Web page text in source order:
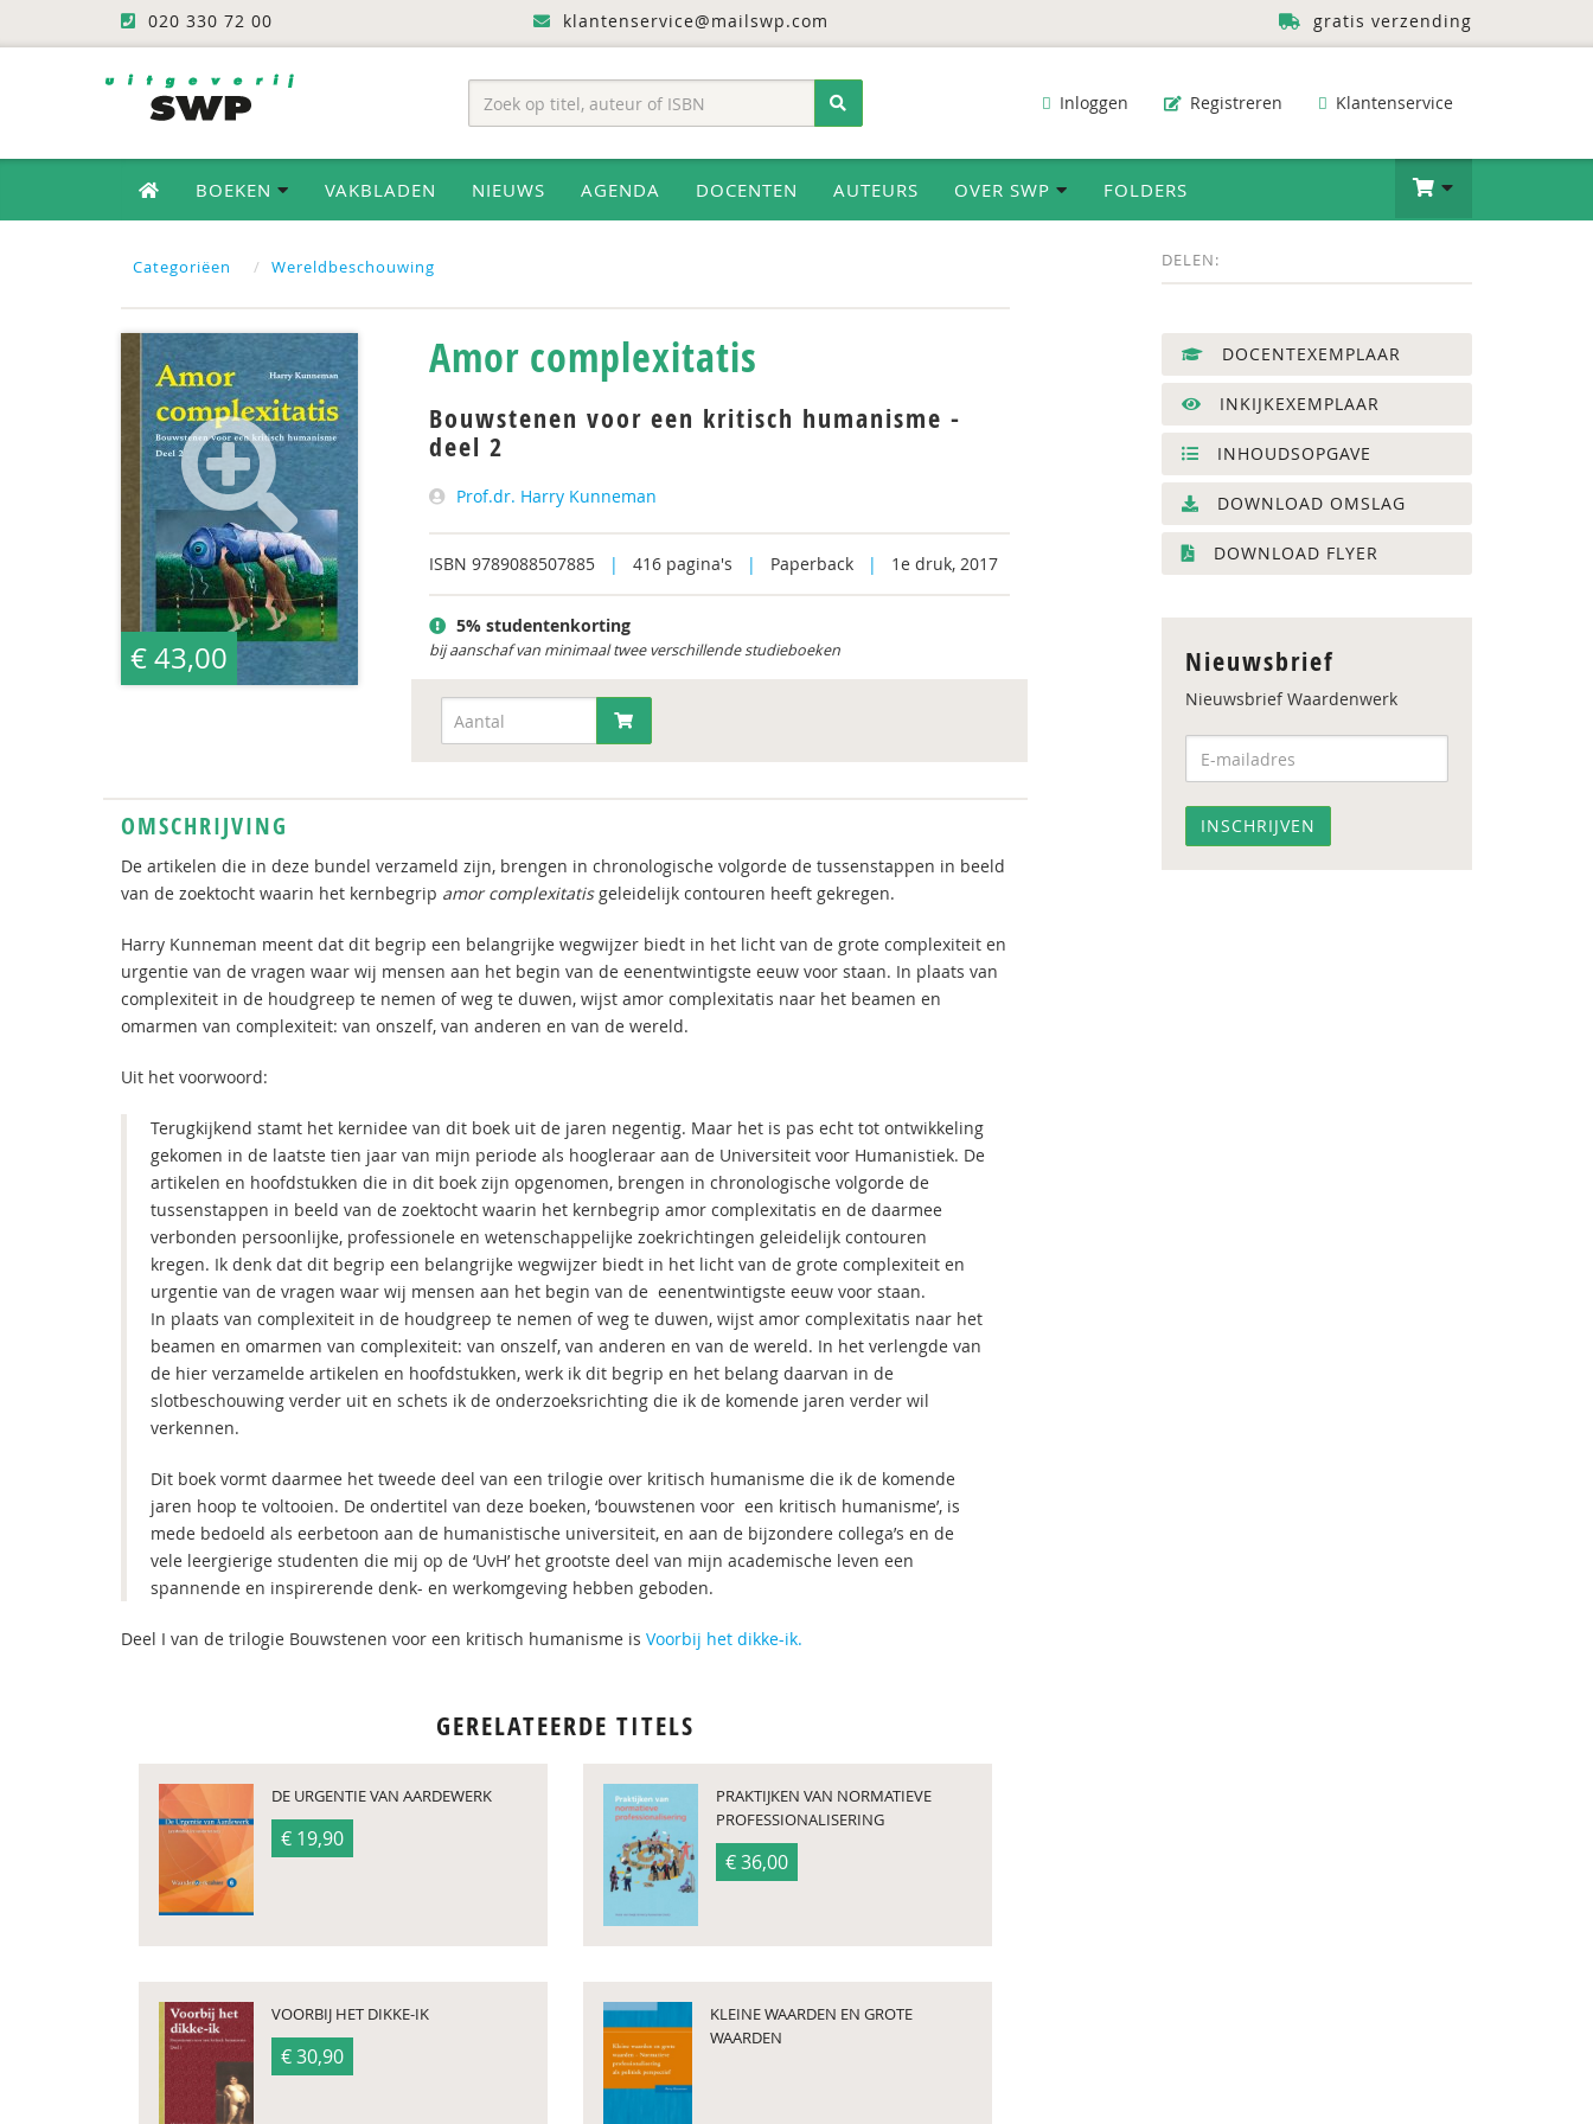
020 330 72 00 klantenservice@mailswp.com gratis verzending
Inloggen Registreren Klantenservice
BOEKEN VAKBLADEN NIEUWS AGENDA DOCENTEN AUTEURS OVER SWP FOLDERS
Categoriëen Wereldbeschouwing DELEN:
€ 43,00
Amor complexitatis
Bouwstenen voor een kritisch humanisme -
deel 2
Prof.dr. Harry Kunneman
ISBN 9789088507885 | 416 pagina's | Paperback | 1e druk, 2017
5% studentenkorting
bij aanschaf van minimaal twee verschillende studieboeken
OMSCHRIJVING
De artikelen die in deze bundel verzameld zijn, brengen in chronologische volgorde de tussenstappen in beeld
van de zoektocht waarin het kernbegrip amor complexitatis geleidelijk contouren heeft gekregen.
Harry Kunneman meent dat dit begrip een belangrijke wegwijzer biedt in het licht van de grote complexiteit en
urgentie van de vragen waar wij mensen aan het begin van de eenentwintigste eeuw voor staan. In plaats van
complexiteit in de houdgreep te nemen of weg te duwen, wijst amor complexitatis naar het beamen en
omarmen van complexiteit: van onszelf, van anderen en van de wereld.
Uit het voorwoord:
Terugkijkend stamt het kernidee van dit boek uit de jaren negentig. Maar het is pas echt tot ontwikkeling
gekomen in de laatste tien jaar van mijn periode als hoogleraar aan de Universiteit voor Humanistiek. De
artikelen en hoofdstukken die in dit boek zijn opgenomen, brengen in chronologische volgorde de
tussenstappen in beeld van de zoektocht waarin het kernbegrip amor complexitatis en de daarmee
verbonden persoonlijke, professionele en wetenschappelijke zoekrichtingen geleidelijk contouren
kregen. Ik denk dat dit begrip een belangrijke wegwijzer biedt in het licht van de grote complexiteit en
urgentie van de vragen waar wij mensen aan het begin van de eenentwintigste eeuw voor staan.
In plaats van complexiteit in de houdgreep te nemen of weg te duwen, wijst amor complexitatis naar het
beamen en omarmen van complexiteit: van onszelf, van anderen en van de wereld. In het verlengde van
de hier verzamelde artikelen en hoofdstukken, werk ik dit begrip en het belang daarvan in de
slotbeschouwing verder uit en schets ik de onderzoeksrichting die ik de komende jaren verder wil
verkennen.
Dit boek vormt daarmee het tweede deel van een trilogie over kritisch humanisme die ik de komende
jaren hoop te voltooien. De ondertitel van deze boeken, ‘bouwstenen voor een kritisch humanisme’, is
mede bedoeld als eerbetoon aan de humanistische universiteit, en aan de bijzondere collega’s en de
vele leergierige studenten die mij op de ‘UvH’ het grootste deel van mijn academische leven een
spannende en inspirerende denk- en werkomgeving hebben geboden.
Deel I van de trilogie Bouwstenen voor een kritisch humanisme is Voorbij het dikke-ik.
GERELATEERDE TITELS
DE URGENTIE VAN AARDEWERK
€ 19,90
PRAKTIJKEN VAN NORMATIEVE
PROFESSIONALISERING
€ 36,00
VOORBIJ HET DIKKE-IK
€ 30,90
KLEINE WAARDEN EN GROTE
WAARDEN
DOCENTEXEMPLAAR
INKIJKEXEMPLAAR
INHOUDSOPGAVE
DOWNLOAD OMSLAG
DOWNLOAD FLYER
Nieuwsbrief
Nieuwsbrief Waardenwerk